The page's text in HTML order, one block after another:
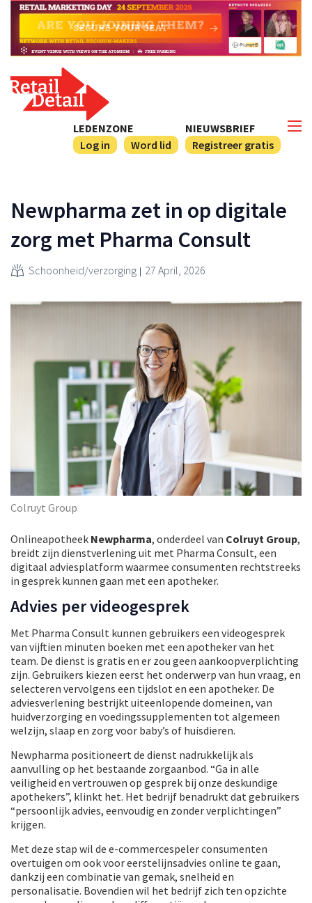
NIEUWSBRIEF
Registreer gratis
LEDENZONE
Log in
Word lid
Newpharma zet in op digitale
zorg met Pharma Consult
Schoonheid/verzorging 27 April, 2026
Colruyt Group
Onlineapotheek Newpharma, onderdeel van Colruyt Group,
breidt zijn dienstverlening uit met Pharma Consult, een
digitaal adviesplatform waarmee consumenten rechtstreeks
in gesprek kunnen gaan met een apotheker.
Advies per videogesprek
Met Pharma Consult kunnen gebruikers een videogesprek
van vijftien minuten boeken met een apotheker van het
team. De dienst is gratis en er zou geen aankoopverplichting
zijn. Gebruikers kiezen eerst het onderwerp van hun vraag, en
selecteren vervolgens een tijdslot en een apotheker. De
adviesverlening bestrijkt uiteenlopende domeinen, van
huidverzorging en voedingssupplementen tot algemeen
welzijn, slaap en zorg voor baby’s of huisdieren.
Newpharma positioneert de dienst nadrukkelijk als
aanvulling op het bestaande zorgaanbod. “Ga in alle
veiligheid en vertrouwen op gesprek bij onze deskundige
apothekers”, klinkt het. Het bedrijf benadrukt dat gebruikers
“persoonlijk advies, eenvoudig en zonder verplichtingen”
krijgen.
Met deze stap wil de e-commercespeler consumenten
overtuigen om ook voor eerstelijnsadvies online te gaan,
dankzij een combinatie van gemak, snelheid en
personalisatie. Bovendien wil het bedrijf zich ten opzichte